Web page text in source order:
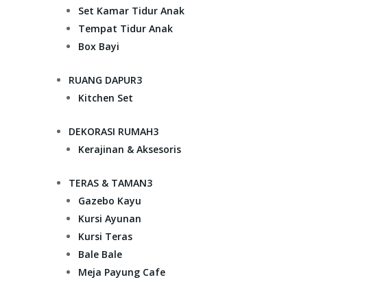
Set Kamar Tidur Anak
Tempat Tidur Anak
Box Bayi
RUANG DAPUR3
Kitchen Set
DEKORASI RUMAH3
Kerajinan & Aksesoris
TERAS & TAMAN3
Gazebo Kayu
Kursi Ayunan
Kursi Teras
Bale Bale
Meja Payung Cafe